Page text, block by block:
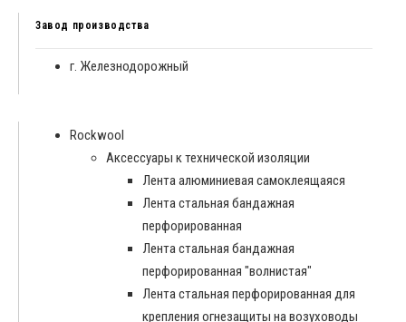
Завод производства
г. Железнодорожный
Rockwool
Аксессуары к технической изоляции
Лента алюминиевая самоклеящаяся
Лента стальная бандажная
перфорированная
Лента стальная бандажная
перфорированная "волнистая"
Лента стальная перфорированная для
крепления огнезащиты на возуховоды